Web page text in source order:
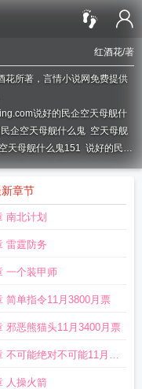
红酒花/著
花所著，言情小说网免费提供
说好的民企空天母舰什
企空天母舰什么鬼 空天母舰
天母舰什么鬼151 说好的民企
的民企空天母舰全集TXT百
舰什么鬼无错版
章节
南北计划
雷霆防务
一个装甲师
简单指令11月3800月票
邪恶熊猫头11月3400月票
不可能绝对不可能11月3
人操火箭